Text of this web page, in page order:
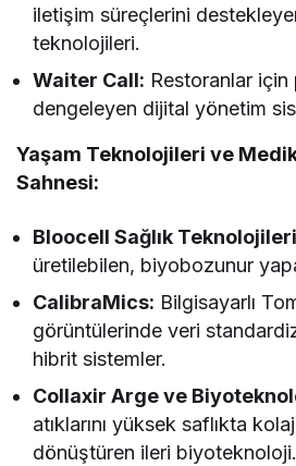
iletişim süreçlerini
teknolojileri.
Waiter Call: Restoranlar
dengeleyen dijital yönetim
Yaşam Teknolojileri ve
Sahnesi:
Bloocell Sağlık
üretilebilen, biyobozunur
CalibraMics: Bilgisayarlı
görüntülerinde veri
hibrit sistemler.
Collaxir Arge ve
atıklarını yüksek saflıkta
dönüştüren ileri biyoteknoloji.